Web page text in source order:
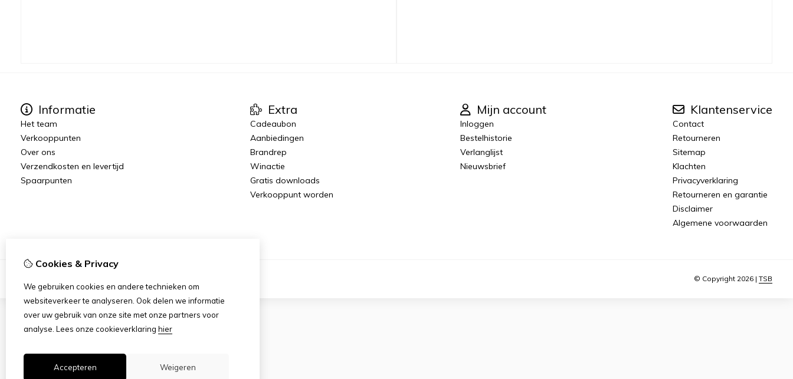
Informatie
Het team
Verkooppunten
Over ons
Verzendkosten en levertijd
Spaarpunten
Extra
Cadeaubon
Aanbiedingen
Brandrep
Winactie
Gratis downloads
Verkooppunt worden
Mijn account
Inloggen
Bestelhistorie
Verlanglijst
Nieuwsbrief
Klantenservice
Contact
Retourneren
Sitemap
Klachten
Privacyverklaring
Retourneren en garantie
Disclaimer
Algemene voorwaarden
© Copyright 2026 | TSB
Cookies & Privacy
We gebruiken cookies en andere technieken om
websiteverkeer te analyseren. Ook delen we informatie
over uw gebruik van onze site met onze partners voor
analyse. Lees onze cookieverklaring hier
Accepteren Weigeren